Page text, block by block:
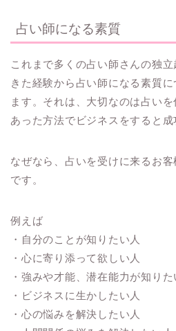
占い師になる素質
これまで多くの占い師さんの独
きた経験から占い師になる素質
ます。それは、大切なのは占い
あった方法でビジネスをすると
なぜなら、占いを受けに来るお
です。
例えば
・自分のことが知りたい人
・心に寄り添って欲しい人
・強みや才能、潜在能力が知りた
・ビジネスに生かしたい人
・心の悩みを解決したい人